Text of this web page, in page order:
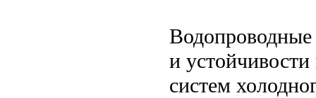
Водопроводные
и
систем